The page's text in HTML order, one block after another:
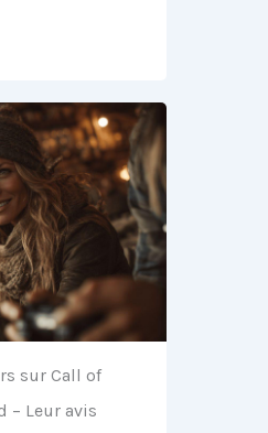
sur Call of
– Leur avis